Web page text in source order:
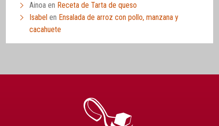
Ainoa en Receta de Tarta de queso
Isabel en Ensalada de arroz con pollo, manzana y
cacahuete